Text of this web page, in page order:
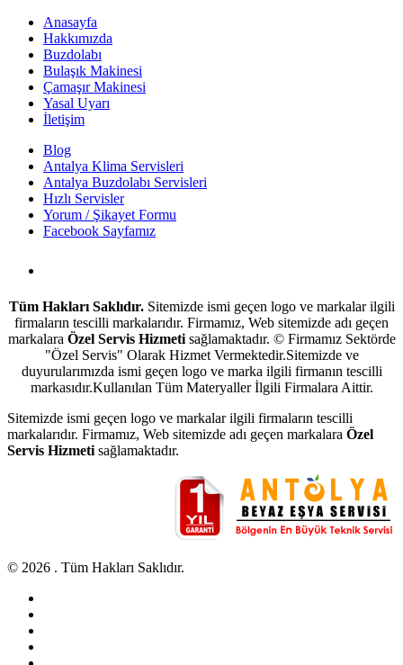
Anasayfa
Hakkımızda
Buzdolabı
Bulaşık Makinesi
Çamaşır Makinesi
Yasal Uyarı
İletişim
Blog
Antalya Klima Servisleri
Antalya Buzdolabı Servisleri
Hızlı Servisler
Yorum / Şikayet Formu
Facebook Sayfamız
Tüm Hakları Saklıdır. Sitemizde ismi geçen logo ve markalar ilgili
firmaların tescilli markalarıdır. Firmamız, Web sitemizde adı geçen
markalara Özel Servis Hizmetisağlamaktadır. © Firmamız Sektörde
"Özel Servis" Olarak Hizmet Vermektedir.Sitemizde ve
duyurularımızda ismi geçen logo ve marka ilgili firmanın tescilli
markasıdır.Kullanılan Tüm Materyaller İlgili Firmalara Aittir.
Sitemizde ismi geçen logo ve markalar ilgili firmaların tescilli
markalarıdır. Firmamız, Web sitemizde adı geçen markalara Özel
Servis Hizmeti sağlamaktadır.
© 2026 . Tüm Hakları Saklıdır.